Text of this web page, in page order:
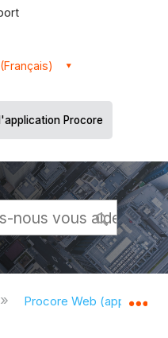
Procore
la hiérarchie
Procore Web